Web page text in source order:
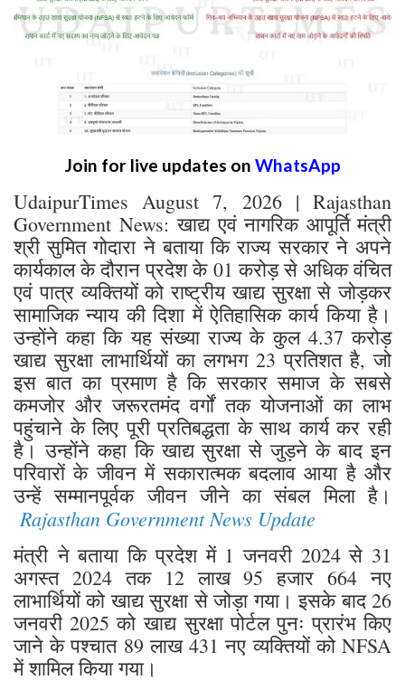
Join for live updates on WhatsApp
UdaipurTimes August 7, 2026 | Rajasthan
Government News: खाद्य एवं नागरिक आपूर्ति मंत्री
श्री सुमित गोदारा ने बताया कि राज्य सरकार ने अपने
कार्यकाल के दौरान प्रदेश के 01 करोड़ से अधिक वंचित
एवं पात्र व्यक्तियों को राष्ट्रीय खाद्य सुरक्षा से जोड़कर
सामाजिक न्याय की दिशा में ऐतिहासिक कार्य किया है।
उन्होंने कहा कि यह संख्या राज्य के कुल 4.37 करोड़
खाद्य सुरक्षा लाभार्थियों का लगभग 23 प्रतिशत है, जो
इस बात का प्रमाण है कि सरकार समाज के सबसे
कमजोर और जरूरतमंद वर्गों तक योजनाओं का लाभ
पहुंचाने के लिए पूरी प्रतिबद्धता के साथ कार्य कर रही
है। उन्होंने कहा कि खाद्य सुरक्षा से जुड़ने के बाद इन
परिवारों के जीवन में सकारात्मक बदलाव आया है और
उन्हें सम्मानपूर्वक जीवन जीने का संबल मिला है।
Rajasthan Government News Update
मंत्री ने बताया कि प्रदेश में 1 जनवरी 2024 से 31
अगस्त 2024 तक 12 लाख 95 हजार 664 नए
लाभार्थियों को खाद्य सुरक्षा से जोड़ा गया। इसके बाद 26
जनवरी 2025 को खाद्य सुरक्षा पोर्टल पुनः प्रारंभ किए
जाने के पश्चात 89 लाख 431 नए व्यक्तियों को NFSA
में शामिल किया गया।